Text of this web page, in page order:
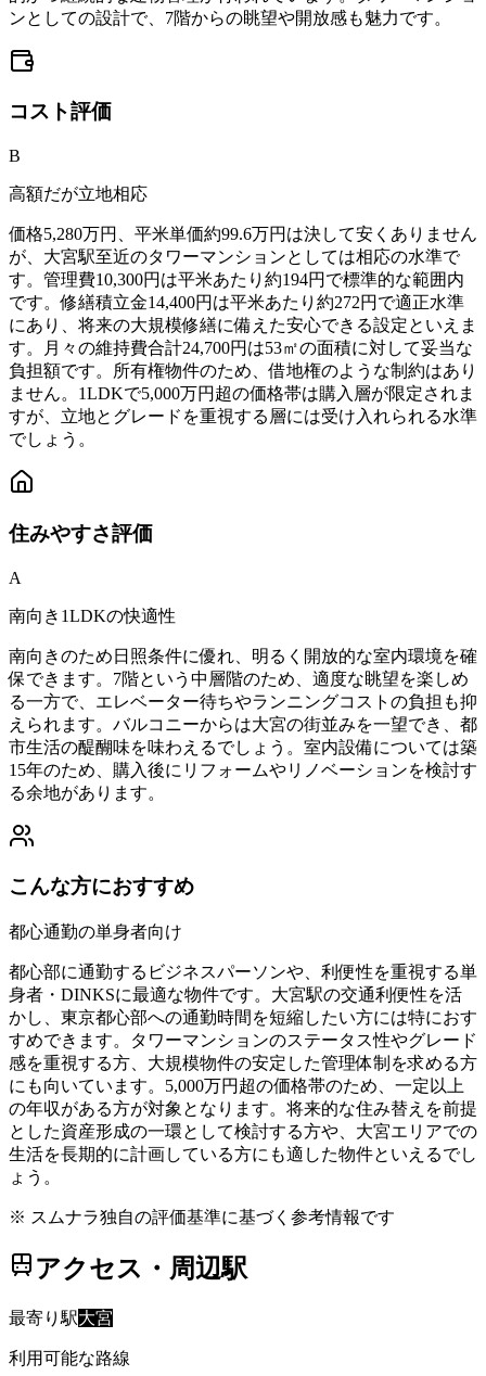
ンとしての設計で、7階からの眺望や開放感も魅力です。
コスト評価
B
高額だが立地相応
価格5,280万円、平米単価約99.6万円は決して安くありません
が、大宮駅至近のタワーマンションとしては相応の水準で
す。管理費10,300円は平米あたり約194円で標準的な範囲内
です。修繕積立金14,400円は平米あたり約272円で適正水準
にあり、将来の大規模修繕に備えた安心できる設定といえま
す。月々の維持費合計24,700円は53㎡の面積に対して妥当な
負担額です。所有権物件のため、借地権のような制約はあり
ません。1LDKで5,000万円超の価格帯は購入層が限定されま
すが、立地とグレードを重視する層には受け入れられる水準
でしょう。
住みやすさ評価
A
南向き1LDKの快適性
南向きのため日照条件に優れ、明るく開放的な室内環境を確
保できます。7階という中層階のため、適度な眺望を楽しめ
る一方で、エレベーター待ちやランニングコストの負担も抑
えられます。バルコニーからは大宮の街並みを一望でき、都
市生活の醍醐味を味わえるでしょう。室内設備については築
15年のため、購入後にリフォームやリノベーションを検討す
る余地があります。
こんな方におすすめ
都心通勤の単身者向け
都心部に通勤するビジネスパーソンや、利便性を重視する単
身者・DINKSに最適な物件です。大宮駅の交通利便性を活
かし、東京都心部への通勤時間を短縮したい方には特におす
すめできます。タワーマンションのステータス性やグレード
感を重視する方、大規模物件の安定した管理体制を求める方
にも向いています。5,000万円超の価格帯のため、一定以上
の年収がある方が対象となります。将来的な住み替えを前提
とした資産形成の一環として検討する方や、大宮エリアでの
生活を長期的に計画している方にも適した物件といえるでし
ょう。
※ スムナラ独自の評価基準に基づく参考情報です
アクセス・周辺駅
最寄り駅大宮
利用可能な路線